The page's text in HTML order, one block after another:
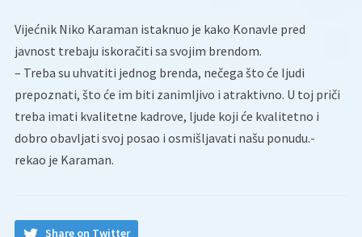
Vijećnik Niko Karaman istaknuo je kako Konavle pred
javnost trebaju iskoračiti sa svojim brendom.
– Treba su uhvatiti jednog brenda, nečega što će ljudi
prepoznati, što će im biti zanimljivo i atraktivno. U toj priči
treba imati kvalitetne kadrove, ljude koji će kvalitetno i
dobro obavljati svoj posao i osmišljavati našu ponudu.-
rekao je Karaman.
Share on Twitter